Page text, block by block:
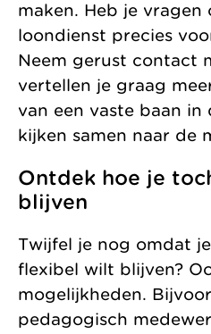
maken. Heb je
loondienst precies
Neem gerust contact
vertellen je graag
van een vaste baan
kijken samen naar de
Ontdek hoe je
blijven
Twijfel je nog omdat
flexibel wilt blijven?
mogelijkheden.
pedagogisch